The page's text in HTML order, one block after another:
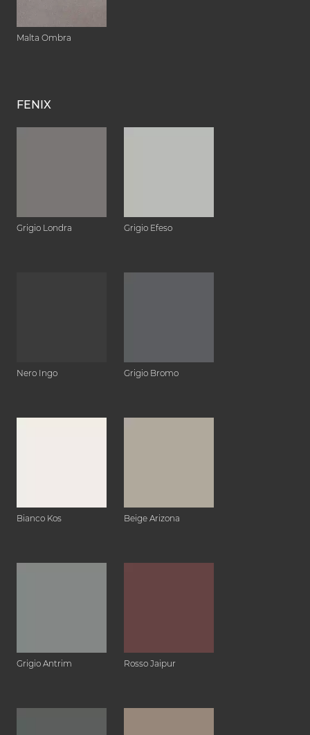
Malta Ombra
FENIX
Grigio Londra Grigio Efeso
Nero Ingo Grigio Bromo
Bianco Kos Beige Arizona
Grigio Antrim Rosso Jaipur